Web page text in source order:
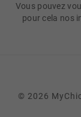
Vous pouvez
pour cela nos
© 2026